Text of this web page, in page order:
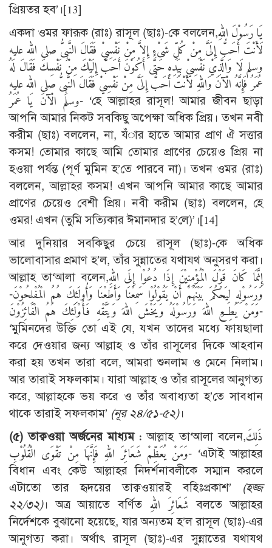
প্রিয়তর হব’।[13]
একদা ওমর ফারূক (রাঃ) রাসূল (ছাঃ)-কে বললেন,يَا رَسُوْلَ اللهِ
لَأَنْتَ أَحَبُّ إِلَىَّ مِنْ كُلِّ شَىْءٍ إِلاَّ مِنْ نَفْسِيْ فَقَالَ النَّبِىُّ صلى الله عليه
وسلم لَا وَالَّذِيْ نَفْسِيْ بِيَدِهِ حَتَّى أَكُوْنَ أَحَبَّ إِلَيْكَ مِنْ نَفْسِكَ فَقَالَ لَهُ
عُمَرُ فَإِنَّهُ الْآنَ وَاللهِ لأَنْتَ أَحَبُّ إِلَىَّ مِنْ نَفْسِيْ فَقَالَ النَّبِىُّ صلى الله عليه
وسلم الْآنَ يَا عُمَرُ- ‘হে আল্লাহর রাসূল! আমার জীবন ছাড়া
আপনি আমার নিকট সবকিছু অপেক্ষা অধিক প্রিয়। তখন নবী
করীম (ছাঃ) বললেন, না, যঁার হাতে আমার প্রাণ ঐ সত্তার
কসম! তোমার কাছে আমি তোমার প্রাণের চেয়েও প্রিয় না
হওয়া পর্যন্ত (পূর্ণ মুমিন হ’তে পারবে না)। তখন ওমর (রাঃ)
বললেন, আল্লাহর কসম! এখন আপনি আমার কাছে আমার
প্রাণের চেয়েও বেশী প্রিয়। নবী করীম (ছাঃ) বললেন, হে
ওমর! এখন (তুমি সত্যিকার ঈমানদার হ’লে)’।[14]
আর দুনিয়ার সবকিছুর চেয়ে রাসূল (ছাঃ)-কে অধিক
ভালোবাসার প্রমাণ হ’ল, তাঁর সুন্নাতের যথাযথ অনুসরণ করা।
আল্লাহ তা‘আলা বলেন,إِنَّمَا كَانَ قَوْلَ الْمُؤْمِنِيْنَ إِذَا دُعُوْا إِلَى اللهِ
وَرَسُوْلِهِ لِيَحْكُمَ بَيْنَهُمْ أَنْ يَقُوْلُوْا سَمِعْنَا وَأَطَعْنَا وَأُولَئِكَ هُمُ الْمُفْلِحُوْنَ-
وَمَنْ يُطِعِ اللهَ وَرَسُوْلَهُ وَيَخْشَ اللهَ وَيَتَّقْهِ فَأُوْلَئِكَ هُمُ الْفَائِزُوْنَ-
‘মুমিনদের উক্তি তো এই যে, যখন তাদের মধ্যে ফায়ছালা
করে দেওয়ার জন্য আল্লাহ ও তাঁর রাসূলের দিকে আহবান
করা হয় তখন তারা বলে, আমরা শুনলাম ও মেনে নিলাম।
আর তারাই সফলকাম। যারা আল্লাহ ও তাঁর রাসূলের আনুগত্য
করে, আল্লাহকে ভয় করে ও তাঁর অবাধ্যতা হ’তে সাবধান
থাকে তারাই সফলকাম’ (নূর ২৪/৫১-৫২)।
(৫) তাক্বওয়া অর্জনের মাধ্যম : আল্লাহ তা‘আলা বলেন,ذَلِكَ
وَمَنْ يُعَظِّمْ شَعَائِرَ اللهِ فَإِنَّهَا مِنْ تَقْوَى الْقُلُوْبِ- ‘এটাই আল্লাহর
বিধান এবং কেউ আল্লাহর নিদর্শনাবলীকে সম্মান করলে
এটাতো তার হৃদয়ের তাক্বওয়ারই বহিঃপ্রকাশ’ (হজ্জ
২২/৩২)। অত্র আয়াতে বর্ণিত شَعَائِرَ اللهِ বলতে আল্লাহর
নির্দেশকে বুঝানো হয়েছে, যার অন্যতম হ’ল রাসূল (ছাঃ)-এর
আনুগত্য করা। অর্থাৎ রাসূল (ছাঃ)-এর সুন্নাতের যথাযথ